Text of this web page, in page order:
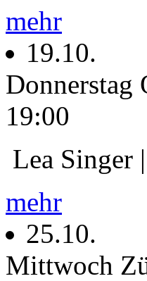
mehr
19.10.
Donnerstag
19:00
Lea Singer
mehr
25.10.
Mittwoch